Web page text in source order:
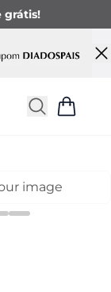
grátis!
image